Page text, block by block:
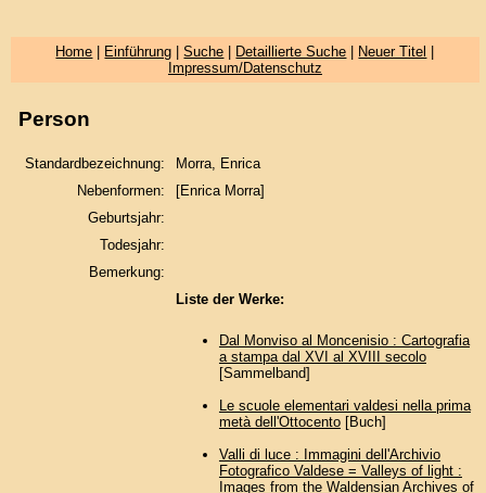
Home Einführung |Suche Detaillierte Suche Neuer Titel
Impressum/Datenschutz
Person
Standardbezeichnung:
Morra, Enrica
Nebenformen:
[Enrica Morra]
Geburtsjahr:
Todesjahr:
Bemerkung:
Liste der Werke:
Dal Monviso al Moncenisio : Cartografia
a stampa dal XVI al XVIII secolo
[Sammelband]
Le scuole elementari valdesi nella prima
metà dell'Ottocento[Buch]
Valli di luce : Immagini dell'Archivio
Fotografico Valdese = Valleys of light :
Images from the Waldensian Archives of